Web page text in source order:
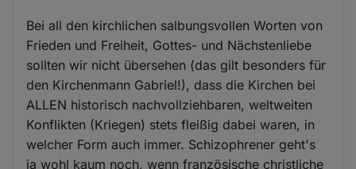
Bei all den kirchlichen salbungsvollen Worten von
Frieden und Freiheit, Gottes- und Nächstenliebe
sollten wir nicht übersehen (das gilt besonders für
den Kirchenmann Gabriel!), dass die Kirchen bei
ALLEN historisch nachvollziehbaren, weltweiten
Konflikten (Kriegen) stets fleißig dabei waren, in
welcher Form auch immer. Schizophrener geht's
ja wohl kaum noch, wenn französische christliche